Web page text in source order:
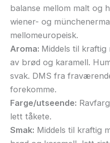
balanse mellom malt og
wiener- og
mellomeuropeisk.
Aroma: Middels til
av brød og karamell.
svak. DMS fra
forekomme.
Farge/utseende:
lett tåkete.
Smak: Middels til kraftig